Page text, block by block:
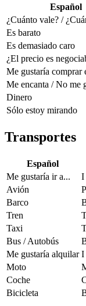
Español
¿Cuánto vale? /
Es barato
Es demasiado caro
¿El precio es
Me gustaría comprar
Me encanta / No me
Dinero
Sólo estoy mirando
Transportes
Español
Me gustaría ir a...
I
Avión
Barco
Tren
Taxi
Bus / Autobús
Me gustaría alquilar I
Moto
Coche
Bicicleta